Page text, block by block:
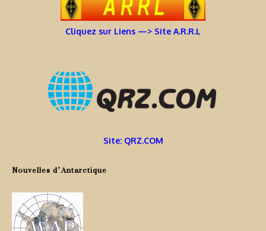
Cliquez sur Liens —> Site A.R.R.L
Site: QRZ.COM
Nouvelles d’Antarctique